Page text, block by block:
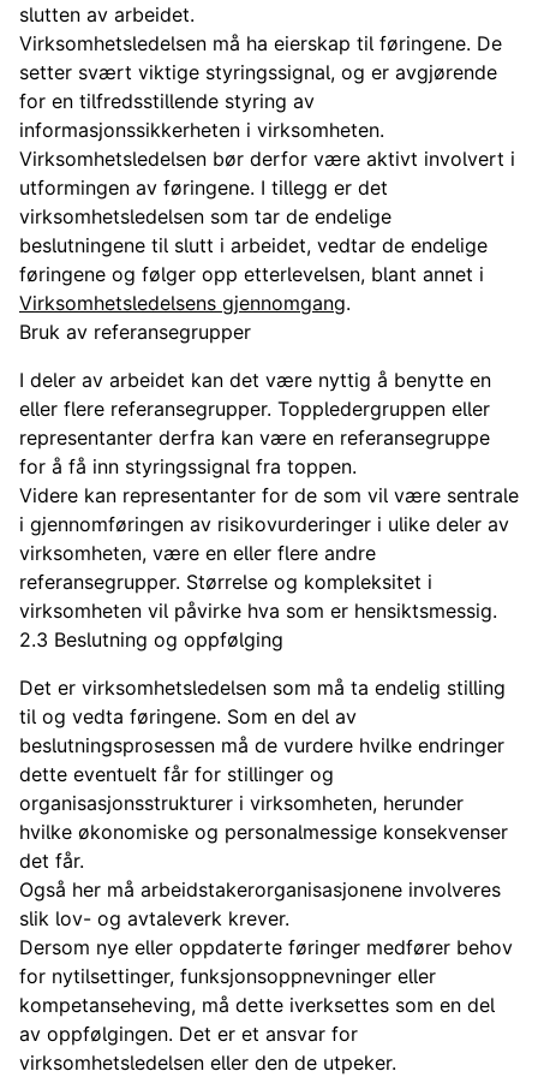
slutten av arbeidet.
Virksomhetsledelsen må ha eierskap til føringene. De
setter svært viktige styringssignal, og er avgjørende
for en tilfredsstillende styring av
informasjonssikkerheten i virksomheten.
Virksomhetsledelsen bør derfor være aktivt involvert i
utformingen av føringene. I tillegg er det
virksomhetsledelsen som tar de endelige
beslutningene til slutt i arbeidet, vedtar de endelige
føringene og følger opp etterlevelsen, blant annet i
Virksomhetsledelsens gjennomgang.
Bruk av referansegrupper
I deler av arbeidet kan det være nyttig å benytte en
eller flere referansegrupper. Toppledergruppen eller
representanter derfra kan være en referansegruppe
for å få inn styringssignal fra toppen.
Videre kan representanter for de som vil være sentrale
i gjennomføringen av risikovurderinger i ulike deler av
virksomheten, være en eller flere andre
referansegrupper. Størrelse og kompleksitet i
virksomheten vil påvirke hva som er hensiktsmessig.
2.3 Beslutning og oppfølging
Det er virksomhetsledelsen som må ta endelig stilling
til og vedta føringene. Som en del av
beslutningsprosessen må de vurdere hvilke endringer
dette eventuelt får for stillinger og
organisasjonsstrukturer i virksomheten, herunder
hvilke økonomiske og personalmessige konsekvenser
det får.
Også her må arbeidstakerorganisasjonene involveres
slik lov- og avtaleverk krever.
Dersom nye eller oppdaterte føringer medfører behov
for nytilsettinger, funksjonsoppnevninger eller
kompetanseheving, må dette iverksettes som en del
av oppfølgingen. Det er et ansvar for
virksomhetsledelsen eller den de utpeker.